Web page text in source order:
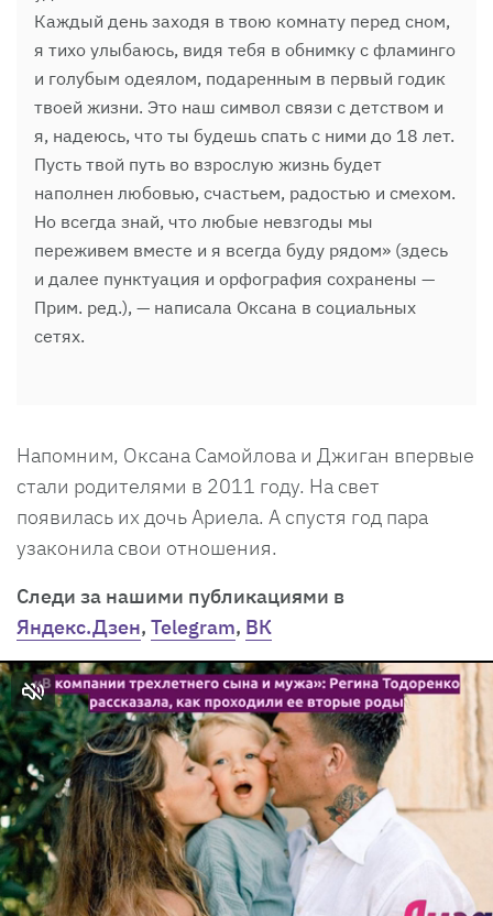
Каждый день заходя в твою комнату перед сном,
я тихо улыбаюсь, видя тебя в обнимку с фламинго
и голубым одеялом, подаренным в первый годик
твоей жизни. Это наш символ связи с детством и
я, надеюсь, что ты будешь спать с ними до 18 лет.
Пусть твой путь во взрослую жизнь будет
наполнен любовью, счастьем, радостью и смехом.
Но всегда знай, что любые невзгоды мы
переживем вместе и я всегда буду рядом» (здесь
и далее пунктуация и орфография сохранены —
Прим. ред.), — написала Оксана в социальных
сетях.
Напомним, Оксана Самойлова и Джиган впервые
стали родителями в 2011 году. На свет
появилась их дочь Ариела. А спустя год пара
узаконила свои отношения.
Cледи за нашими публикациями в
Яндекс.Дзен, Telegram, ВК